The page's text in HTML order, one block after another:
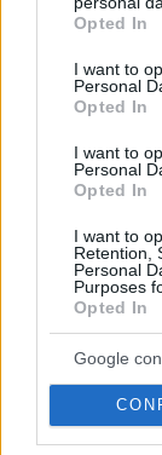
grant or deny
use your data
consent section.
Opted In
I want to
Personal
Opted In
I want to
Personal
Opted In
I want to
Retention,
Personal
Purposes
Opted In
Google
Ανακηρύχθηκε
Νομπελίστας
Η ομιλία του
Πισσαρίδη
επίδρασή της
08.04.2025, 13:40